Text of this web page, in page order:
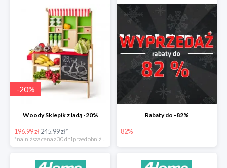
-20%
Woody Sklepik z ladą -20%
196.99 zł245.99 zł*
*najniższa cena z 30 dni przed obniżką
Rabaty do -82%
82%